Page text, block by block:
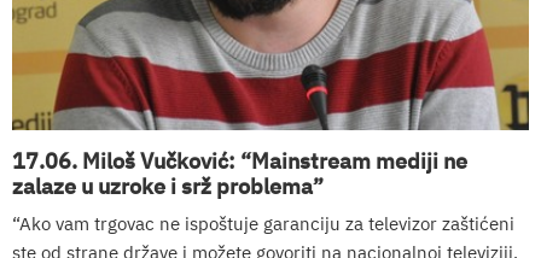
17.06. Miloš Vučković: “Mainstream mediji ne
zalaze u uzroke i srž problema”
“Ako vam trgovac ne ispoštuje garanciju za televizor zaštićeni
ste od strane države i možete govoriti na nacionalnoj televiziji,